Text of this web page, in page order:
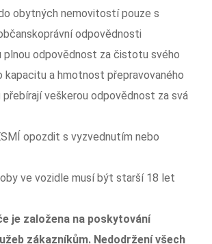
obytných nemovitostí pouze s
odpovědnosti
plnou odpovědnost za čistotu svého
kapacitu a hmotnost přepravovaného
přebírají veškerou odpovědnost za svá
opozdit s vyzvednutím nebo
ve vozidle musí být starší 18 let
je založena na poskytování
zákazníkům. Nedodržení všech